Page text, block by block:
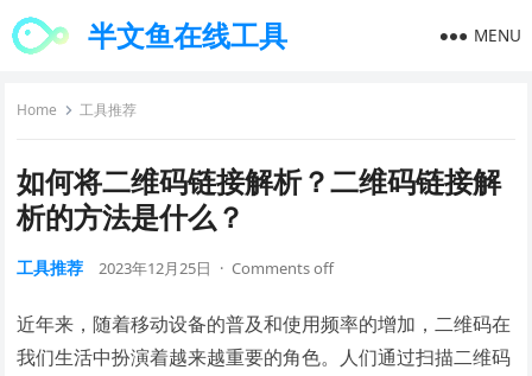
半文鱼在线工具 MENU
Home 工具推荐
如何将二维码链接解析？二维码链接解
析的方法是什么？
工具推荐 2023年12月25日 · Comments off
近年来，随着移动设备的普及和使用频率的增加，二维码在
我们生活中扮演着越来越重要的角色。人们通过扫描二维码